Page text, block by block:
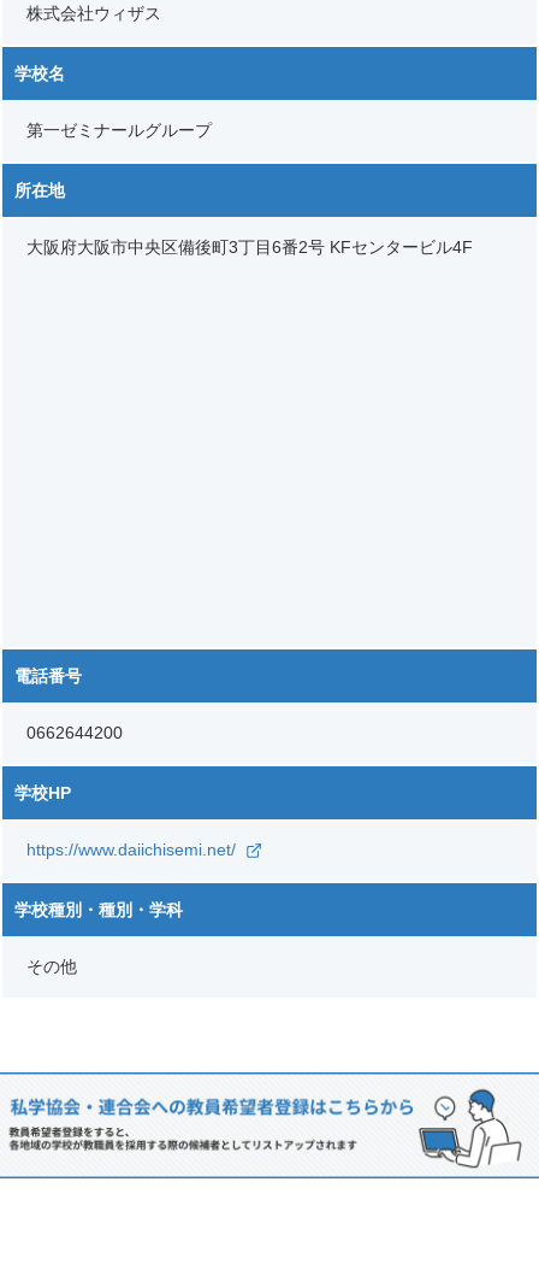
株式会社ウィザス
学校名
第一ゼミナールグループ
所在地
大阪府大阪市中央区備後町3丁目6番2号 KFセンタービル4F
電話番号
0662644200
学校HP
https://www.daiichisemi.net/
学校種別・種別・学科
その他